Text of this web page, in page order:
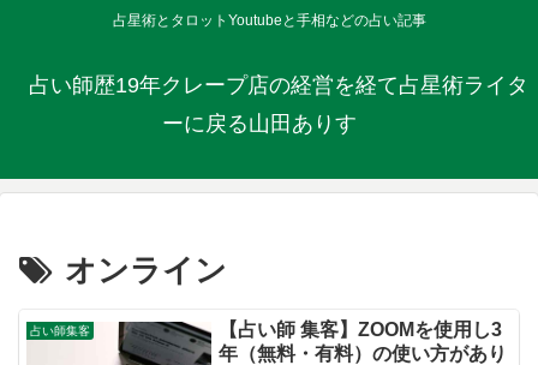
占星術とタロットYoutubeと手相などの占い記事
占い師歴19年クレープ店の経営を経て占星術ライタ
ーに戻る山田ありす
オンライン
占い師集客
【占い師 集客】ZOOMを使用し3
年（無料・有料）の使い方があり